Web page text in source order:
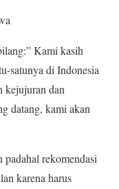
Kami kasih
satunya di Indonesia
kejujuran dan
datang, kami akan
padahal rekomendasi
karena harus